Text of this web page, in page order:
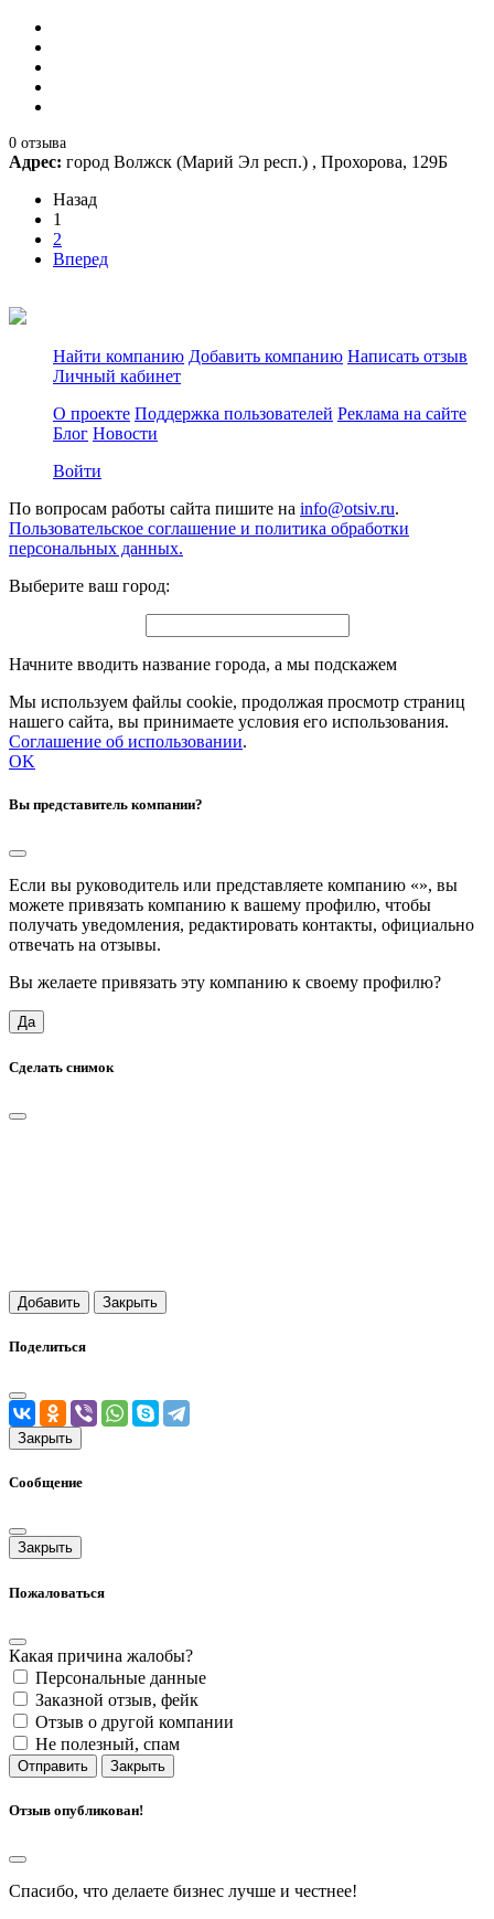
0 отзыва
Адрес: город Волжск (Марий Эл респ.) , Прохорова, 129Б
Назад
1
2
Вперед
Найти компанию Добавить компанию Написать отзыв
Личный кабинет
О проекте Поддержка пользователей Реклама на сайте
Блог Новости
Войти
По вопросам работы сайта пишите на info@otsiv.ru.
Пользовательское соглашение и политика обработки
персональных данных.
Выберите ваш город:
Начните вводить название города, а мы подскажем
Мы используем файлы cookie, продолжая просмотр страниц
нашего сайта, вы принимаете условия его использования.
Соглашение об использовании.
OK
Вы представитель компании?
Если вы руководитель или представляете компанию «», вы
можете привязать компанию к вашему профилю, чтобы
получать уведомления, редактировать контакты, официально
отвечать на отзывы.
Вы желаете привязать эту компанию к своему профилю?
Да
Сделать снимок
Добавить Закрыть
Поделиться
Закрыть
Сообщение
Закрыть
Пожаловаться
Какая причина жалобы?
Персональные данные
Заказной отзыв, фейк
Отзыв о другой компании
Не полезный, спам
Отправить Закрыть
Отзыв опубликован!
Спасибо, что делаете бизнес лучше и честнее!